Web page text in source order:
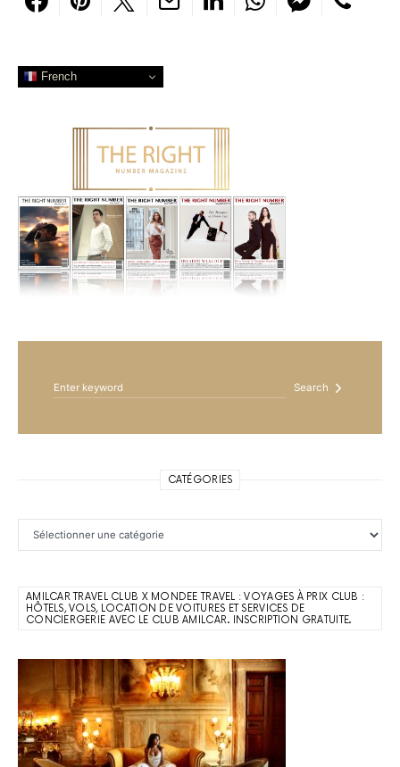
French
Search
CATÉGORIES
AMILCAR TRAVEL CLUB X MONDEE TRAVEL : VOYAGES À PRIX CLUB :
HÔTELS, VOLS, LOCATION DE VOITURES ET SERVICES DE
CONCIERGERIE AVEC LE CLUB AMILCAR. INSCRIPTION GRATUITE.